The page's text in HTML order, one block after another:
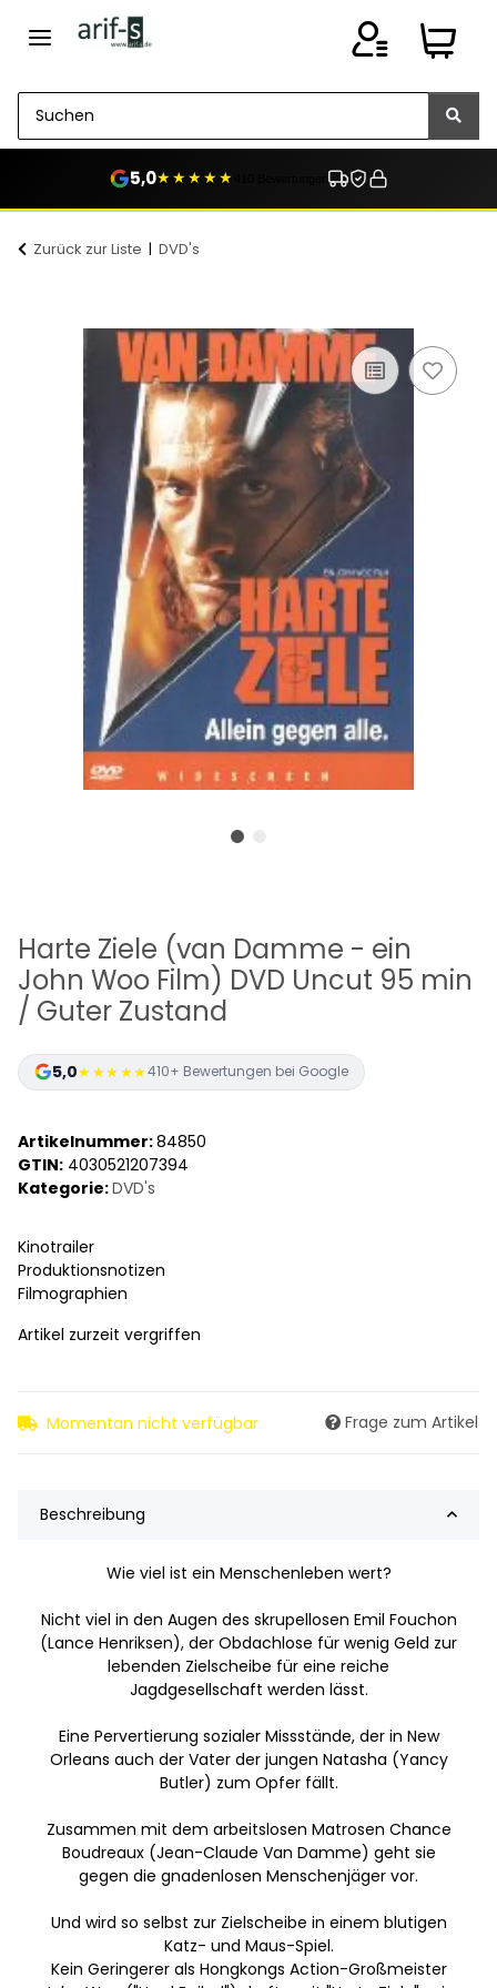
5,0★★★★★
Zurück zur Liste DVD's
Harte Ziele (van Damme - ein
John Woo Film) DVD Uncut 95 min
/ Guter Zustand
5,0★★★★★410+ Bewertungen bei Google
Artikelnummer:84850
GTIN: 4030521207394
Kategorie:DVD's
Kinotrailer
Produktionsnotizen
Filmographien
Artikel zurzeit vergriffen
Momentan nicht verfügbar Frage zum Artikel
Beschreibung
Wie viel ist ein Menschenleben wert?
Nicht viel in den Augen des skrupellosen Emil Fouchon
(Lance Henriksen), der Obdachlose für wenig Geld zur
lebenden Zielscheibe für eine reiche
Jagdgesellschaft werden lässt.
Eine Pervertierung sozialer Missstände, der in New
Orleans auch der Vater der jungen Natasha (Yancy
Butler) zum Opfer fällt.
Zusammen mit dem arbeitslosen Matrosen Chance
Boudreaux (Jean-Claude Van Damme) geht sie
gegen die gnadenlosen Menschenjäger vor.
Und wird so selbst zur Zielscheibe in einem blutigen
Katz- und Maus-Spiel.
Kein Geringerer als Hongkongs Action-Großmeister